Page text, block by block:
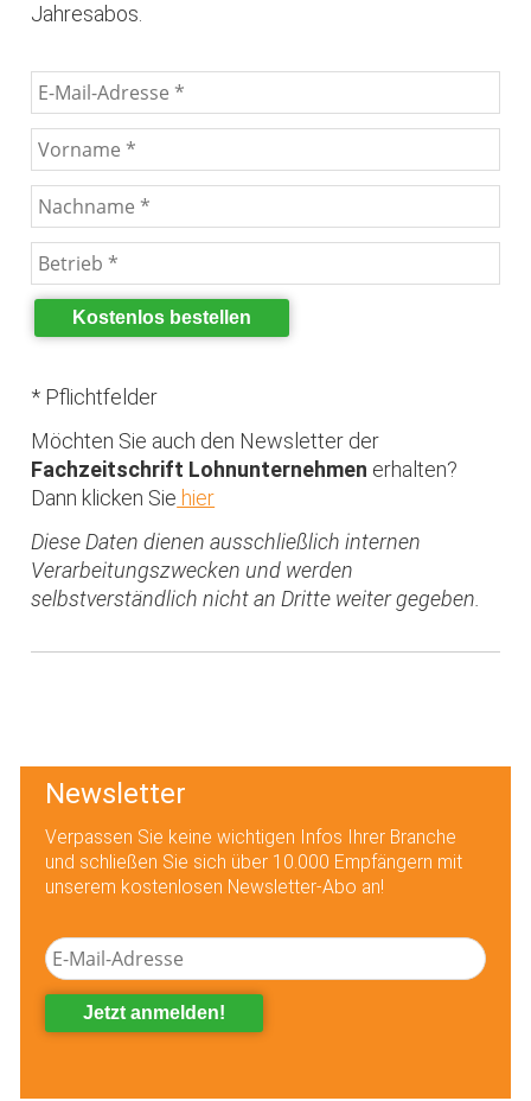
Jahresabos.
Kostenlos bestellen
* Pflichtfelder
Möchten Sie auch den Newsletter der
Fachzeitschrift Lohnunternehmen erhalten?
Dann klicken Sie hier
Diese Daten dienen ausschließlich internen
Verarbeitungszwecken und werden
selbstverständlich nicht an Dritte weiter gegeben.
Newsletter
Verpassen Sie keine wichtigen Infos Ihrer Branche
und schließen Sie sich über 10.000 Empfängern mit
unserem kostenlosen Newsletter-Abo an!
Jetzt anmelden!